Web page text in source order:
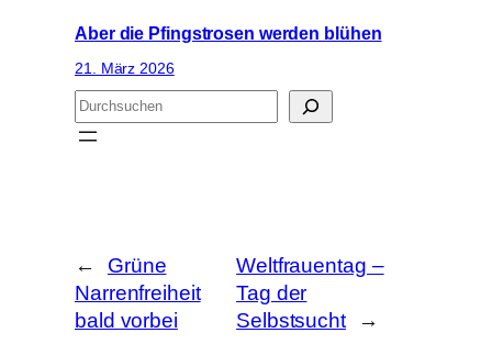
Aber die Pfingstrosen werden blühen
21. März 2026
S
u
←
Grüne
Narrenfreiheit
bald vorbei
Weltfrauentag –
Tag der
Selbstsucht
→